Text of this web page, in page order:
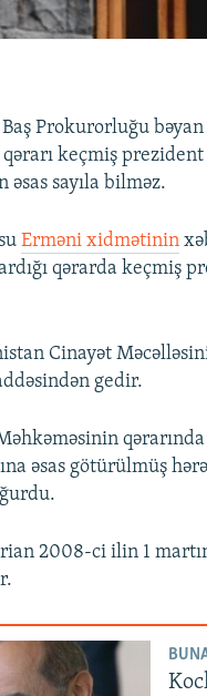
Baş Prokurorluğu
keçmiş
əsas sayıla bilməz.
Erməni xidmətinin
qərarda keçmiş
Cinayət
gedir.
əsas götürülmüş
2008-ci ilin 1